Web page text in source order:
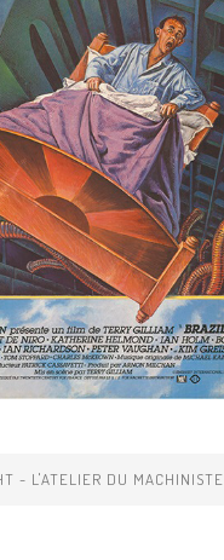
- L'ATELIER DU MACHINISTE